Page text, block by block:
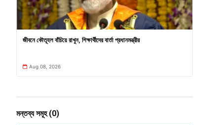
জীবনে কৌতূহল বাঁচিয়ে রাখুন, শিক্ষার্থীদের বার্তা প্রধানমন্ত্রীর
Aug 08, 2026
মন্তব্য সমূহ (0)